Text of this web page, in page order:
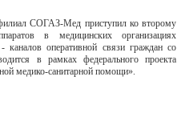
СОГАЗ-Мед приступил ко второму
в медицинских организациях
каналов оперативной связи граждан со
в рамках федерального проекта
медико-санитарной помощи».